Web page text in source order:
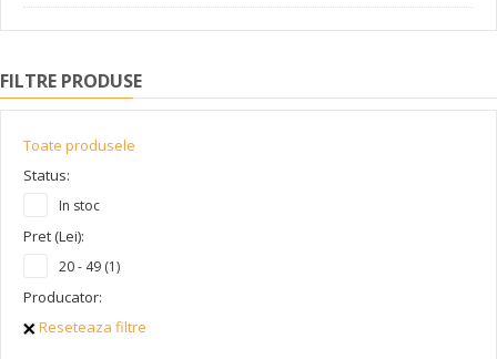
FILTRE PRODUSE
Toate produsele
Status:
In stoc
Pret (Lei):
20 - 49 (1)
Producator:
Reseteaza filtre